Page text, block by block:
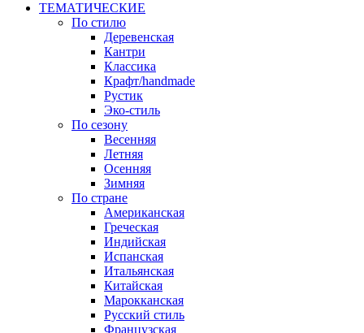
ТЕМАТИЧЕСКИЕ
По стилю
Деревенская
Кантри
Классика
Крафт/handmade
Рустик
Эко-стиль
По сезону
Весенняя
Летняя
Осенняя
Зимняя
По стране
Американская
Греческая
Индийская
Испанская
Итальянская
Китайская
Марокканская
Русский стиль
Французская